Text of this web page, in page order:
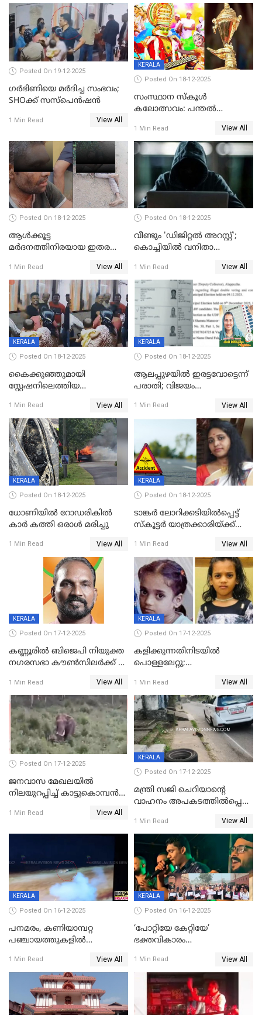
Posted On 19-12-2025
ഗര്‍ഭിണിയെ മർദിച്ച സംഭവം;
SHOക്ക് സസ്പെൻഷൻ
1 Min Read View All
KERALA
Posted On 18-12-2025
സംസ്ഥാന സ്കൂൾ
കലോത്സവം: പന്തൽ
1 Min Read View All
Posted On 18-12-2025
ആൾക്കൂട്ട
മർദനത്തിനിരയായ ഇതര
നടുക്കുന്ന സംഭവം
വാളയാറിൽ
1 Min Read View All
Posted On 18-12-2025
വീണ്ടും 'ഡിജിറ്റല്‍ അറസ്റ്റ്';
കൊച്ചിയില്‍ വനിതാ
കോടി രൂപ
1 Min Read View All
KERALA
Posted On 18-12-2025
കൈക്കുഞ്ഞുമായി
സ്റ്റേഷനിലെത്തിയ
കരണത്തടിച്ചു; CC ടിവി
ദൃശ്യങ്ങൾ പുറത്ത്
1 Min Read View All
KERALA
Posted On 18-12-2025
ആലപ്പുഴയിൽ ഇരട്ടവോട്ടെന്ന്
പരാതി; വിജയം
വാർഡിലെ എൽഡിഎഫ്
സ്ഥാനാർത്ഥി
1 Min Read View All
KERALA
Posted On 18-12-2025
ധോണിയിൽ റോഡരികിൽ
കാർ കത്തി ഒരാൾ മരിച്ചു
1 Min Read View All
KERALA
Posted On 18-12-2025
ടാങ്കർ ലോറിക്കടിയിൽപ്പെട്ട്
സ്കൂട്ടർ യാത്രക്കാരിയ്ക്ക്
കണ്ടോത്ത് ദേശീയ പാതയിൽ
1 Min Read View All
KERALA
Posted On 17-12-2025
കണ്ണൂരിൽ ബിജെപി നിയുക്ത
നഗരസഭാ കൗൺസിലർക്ക് 36
1 Min Read View All
KERALA
Posted On 17-12-2025
കളിക്കുന്നതിനിടയിൽ
പൊള്ളലേറ്റു;
ക്ലാസ് വിദ്യാർത്ഥിനി മരിച്ചു
1 Min Read View All
Posted On 17-12-2025
ജനവാസ മേഖലയില്‍
നിലയുറപ്പിച്ച് കാട്ടുകൊമ്പന്‍
1 Min Read View All
KERALA
Posted On 17-12-2025
മന്ത്രി സജി ചെറിയാന്റെ
വാഹനം അപകടത്തിൽപ്പെട്ടു;
രക്ഷപ്പെട്ടത് തലനാരിടയ്ക്ക്
1 Min Read View All
KERALA
Posted On 16-12-2025
പനമരം, കണിയാമ്പറ്റ
പഞ്ചായത്തുകളിൽ
സ്ഥാപനങ്ങൾക്ക് അവധി
1 Min Read View All
KERALA
Posted On 16-12-2025
‘പോറ്റിയേ കേറ്റിയേ’
ഭക്തവികാരം
ഡിജിപിക്ക് പരാതി; ശക്തമായ
നടപടി വേണമെന്നു
സിപിഐഎമ്മും
1 Min Read View All